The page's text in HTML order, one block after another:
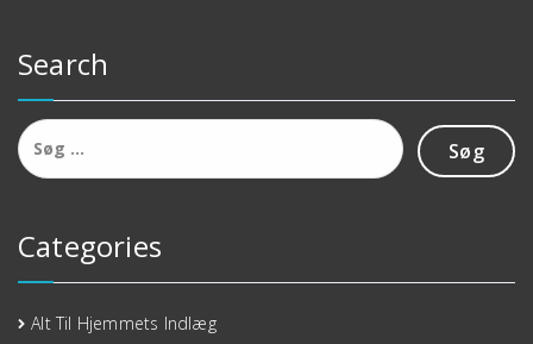
Search
Søg
efter:
Categories
Alt Til Hjemmets Indlæg